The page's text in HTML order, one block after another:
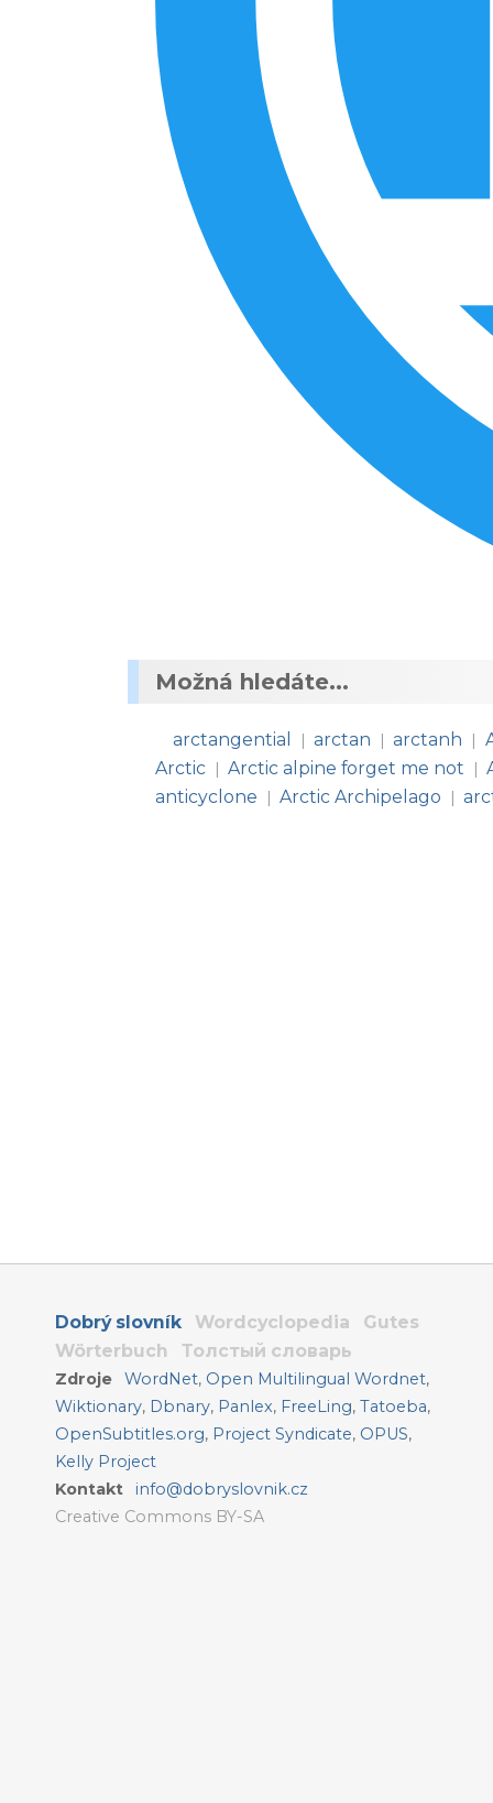
Možná hledáte...
arctangential | arctan | arctanh |
Arctic | Arctic alpine forget me not |
anticyclone
| Arctic Archipelago |
Dobrý slovník Wordcyclopedia
Gutes
Wörterbuch
Толстый словарь
Zdroje WordNet, Open Multilingual Wordnet,
Wiktionary, Dbnary, Panlex, FreeLing, Tatoeba,
OpenSubtitles.org, Project Syndicate, OPUS,
Kelly Project
Kontakt
info@dobryslovnik.cz
Creative Commons BY-SA